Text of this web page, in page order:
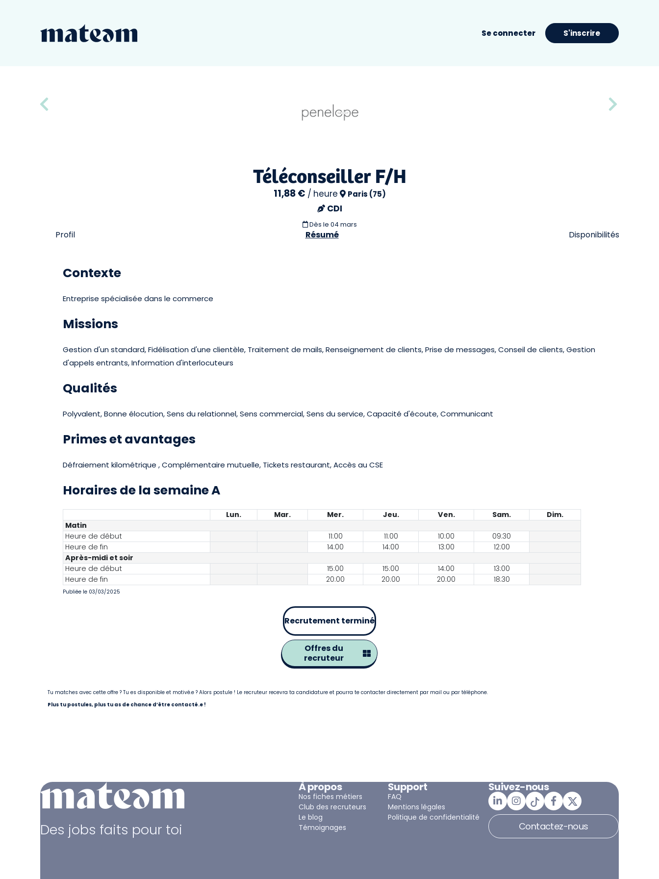
Se connecter S'inscrire
Téléconseiller F/H
11,88 € / heure Paris (75)
CDI
Dès le 04 mars
Profil Résumé Disponibilités
Contexte
Entreprise spécialisée dans le commerce
Missions
Gestion d'un standard, Fidélisation d'une clientèle, Traitement de mails, Renseignement de clients, Prise de messages, Conseil de clients, Gestion
d'appels entrants, Information d'interlocuteurs
Qualités
Polyvalent, Bonne élocution, Sens du relationnel, Sens commercial, Sens du service, Capacité d'écoute, Communicant
Primes et avantages
Défraiement kilométrique , Complémentaire mutuelle, Tickets restaurant, Accès au CSE
Horaires de la semaine A
Lun. Mar. Mer. Jeu. Ven. Sam.
Dim.
Matin
Heure de début
11:00 11:00 10:00
09:30
Heure de fin
14:00 14:00 13:00
12:00
Après-midi et soir
Heure de début
15:00 15:00 14:00
13:00
Heure de fin
20:00 20:00 20:00 18:30
Publiée le 03/03/2025
Recrutement terminé
Offres du
recruteur
Tu matches avec cette offre ? Tu es disponible et motivé.e ? Alors postule ! Le recruteur recevra ta candidature et pourra te contacter directement par mail ou par téléphone.
Plus tu postules, plus tu as de chance d’être contacté.e !
Des jobs faits pour toi
À propos
Nos fiches métiers
Club des recruteurs
Le blog
Témoignages
Support
FAQ
Mentions légales
Politique de confidentialité
Suivez-nous
Contactez-nous